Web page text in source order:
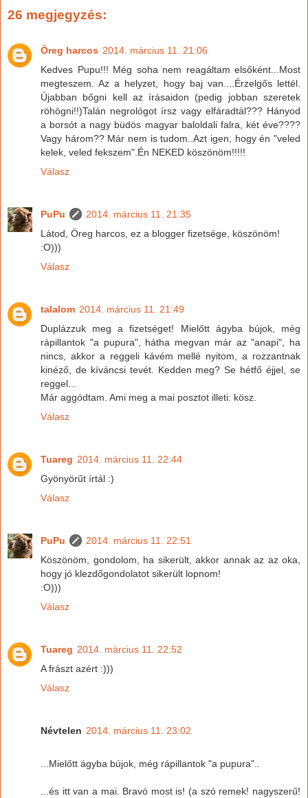
26 megjegyzés:
Öreg harcos 2014. március 11. 21:06
Kedves Pupu!!! Még soha nem reagáltam elsőként...Most
megteszem. Az a helyzet, hogy baj van....Érzelgős lettél.
Újabban bőgni kell az írásaidon (pedig jobban szeretek
röhögni!!)Talán negrológot írsz vagy elfáradtál??? Hányod
a borsót a nagy büdös magyar baloldali falra, két éve????
Vagy három?? Már nem is tudom..Azt igen, hogy én "veled
kelek, veled fekszem".Én NEKED köszönöm!!!!!
Válasz
PuPu
2014. március 11. 21:35
Látod, Öreg harcos, ez a blogger fizetsége, köszönöm!
:O)))
Válasz
talalom 2014. március 11. 21:49
Duplázzuk meg a fizetséget! Mielőtt ágyba bújok, még
rápillantok "a pupura", hátha megvan már az "anapi", ha
nincs, akkor a reggeli kávém mellé nyitom, a rozzantnak
kinéző, de kíváncsi tevét. Kedden meg? Se hétfő éjjel, se
reggel...
Már aggódtam. Ami meg a mai posztot illeti: kösz.
Válasz
Tuareg 2014. március 11. 22:44
Gyönyörűt írtál :)
Válasz
PuPu
2014. március 11. 22:51
Köszönöm, gondolom, ha sikerült, akkor annak az az oka,
hogy jó klezdőgondolatot sikerült lopnom!
:O)))
Válasz
Tuareg 2014. március 11. 22:52
A frászt azért :)))
Válasz
Névtelen 2014. március 11. 23:02
...Mielőtt ágyba bújok, még rápillantok "a pupura"..
...és itt van a mai. Bravó most is! (a szó remek! nagyszerű!